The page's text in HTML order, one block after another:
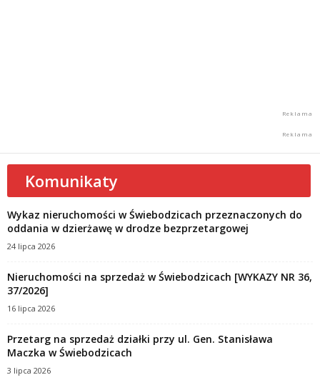
Komunikaty
Wykaz nieruchomości w Świebodzicach przeznaczonych do
oddania w dzierżawę w drodze bezprzetargowej
24 lipca 2026
Nieruchomości na sprzedaż w Świebodzicach [WYKAZY NR 36,
37/2026]
16 lipca 2026
Przetarg na sprzedaż działki przy ul. Gen. Stanisława
Maczka w Świebodzicach
3 lipca 2026